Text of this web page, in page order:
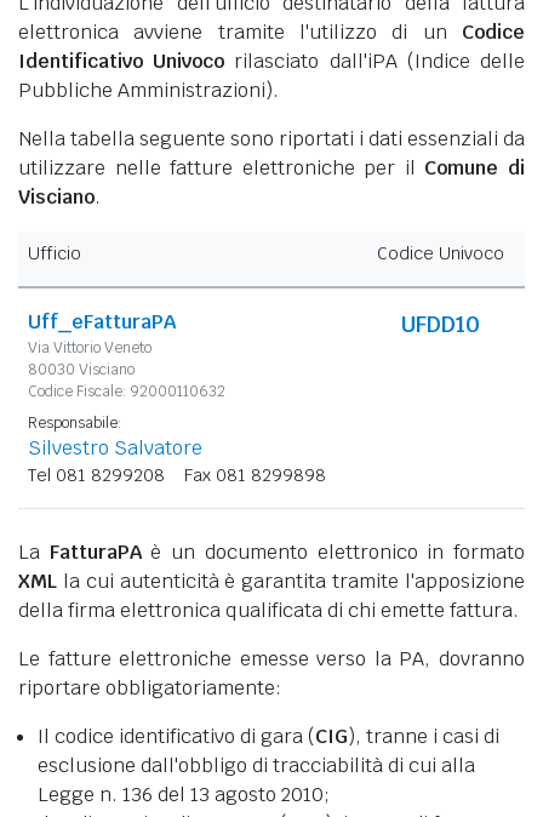
elettronica avviene tramite l'utilizzo di un Codice
Identificativo Univoco rilasciato dall'iPA (Indice delle
Pubbliche Amministrazioni).
Nella tabella seguente sono riportati i dati essenziali da
utilizzare nelle fatture elettroniche per il Comune di
Visciano.
Ufficio Codice Univoco
Uff_eFatturaPA
Via Vittorio Veneto
80030 Visciano
Codice Fiscale: 92000110632
UFDD10
Responsabile:
Silvestro Salvatore
Tel 081 8299208 Fax 081 8299898
La FatturaPAè un documento elettronico in formato
XML la cui autenticità è garantita tramite l'apposizione
della firma elettronica qualificata di chi emette fattura.
Le fatture elettroniche emesse verso la PA, dovranno
riportare obbligatoriamente:
Il codice identificativo di gara (CIG), tranne i casi di
esclusione dall'obbligo di tracciabilità di cui alla
Legge n. 136 del 13 agosto 2010;